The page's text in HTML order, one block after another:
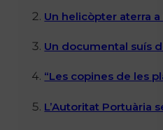
Un helicòpter aterra
Un documental suís
“Les copines de les
L’Autoritat Portuària